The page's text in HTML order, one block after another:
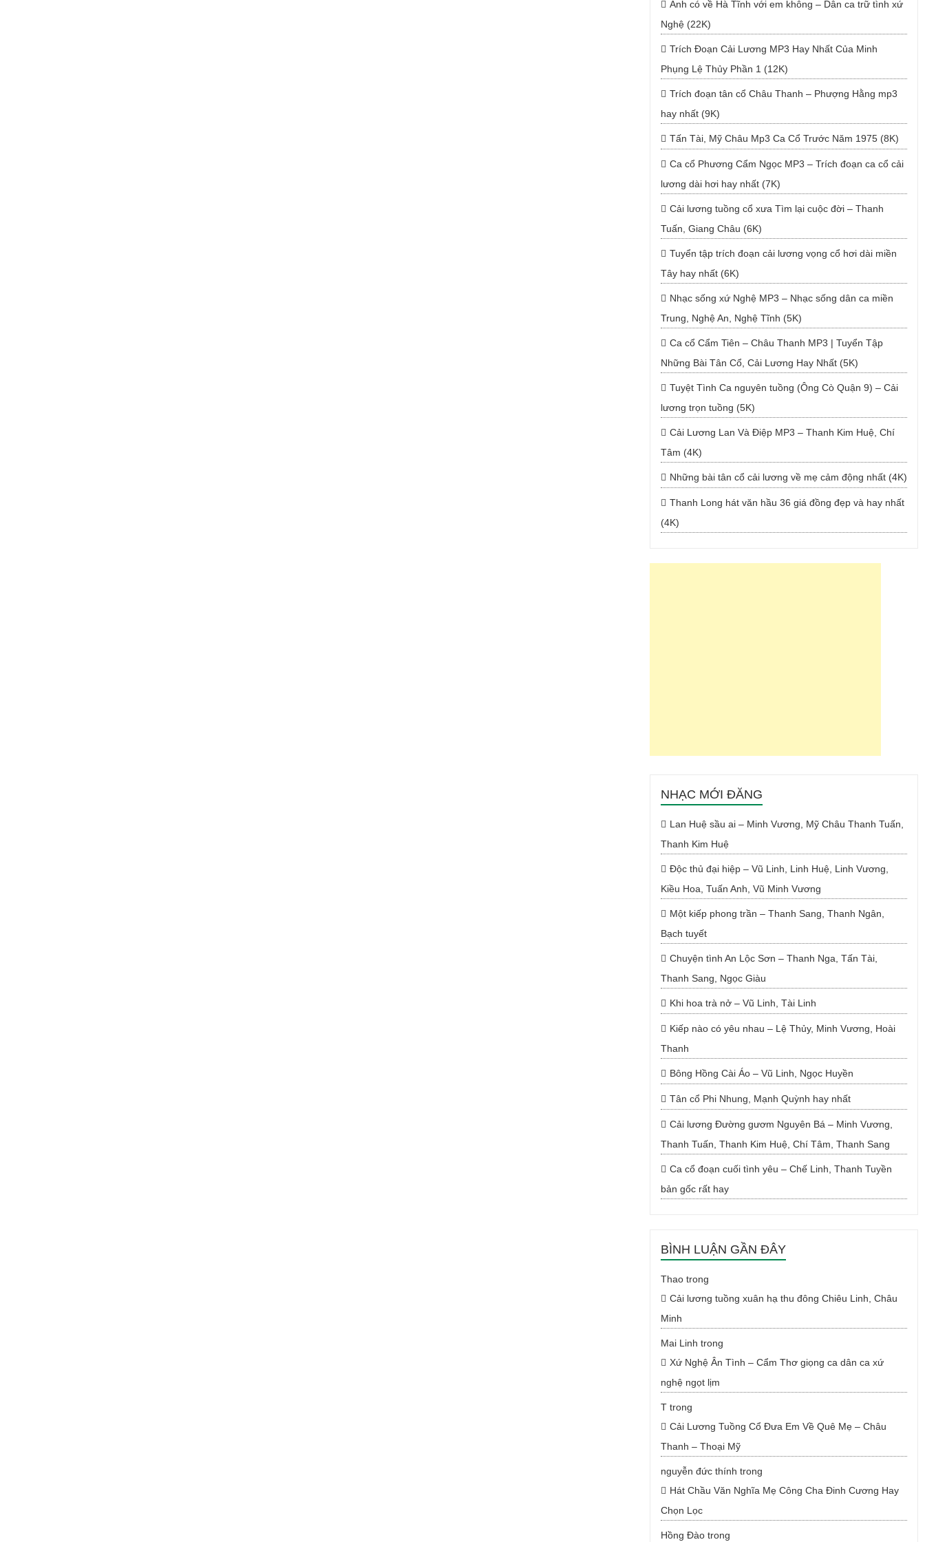
Anh có về Hà Tĩnh với em không – Dân ca trữ tình xứ
Nghệ (22K)
Trích Đoạn Cải Lương MP3 Hay Nhất Của Minh
Phụng Lệ Thủy Phần 1 (12K)
Trích đoạn tân cổ Châu Thanh – Phượng Hằng mp3
hay nhất (9K)
Tấn Tài, Mỹ Châu Mp3 Ca Cổ Trước Năm 1975 (8K)
Ca cổ Phương Cẩm Ngọc MP3 – Trích đoạn ca cổ cải
lương dài hơi hay nhất (7K)
Cải lương tuồng cổ xưa Tìm lại cuộc đời – Thanh
Tuấn, Giang Châu (6K)
Tuyển tập trích đoạn cải lương vọng cổ hơi dài miền
Tây hay nhất (6K)
Nhạc sống xứ Nghệ MP3 – Nhạc sống dân ca miền
Trung, Nghệ An, Nghệ Tĩnh (5K)
Ca cổ Cẩm Tiên – Châu Thanh MP3 | Tuyển Tập
Những Bài Tân Cổ, Cải Lương Hay Nhất (5K)
Tuyệt Tình Ca nguyên tuồng (Ông Cò Quận 9) – Cải
lương trọn tuồng (5K)
Cải Lương Lan Và Điệp MP3 – Thanh Kim Huệ, Chí
Tâm (4K)
Những bài tân cổ cải lương về mẹ cảm động nhất (4K)
Thanh Long hát văn hầu 36 giá đồng đẹp và hay nhất
(4K)
NHẠC MỚI ĐĂNG
Lan Huệ sầu ai – Minh Vương, Mỹ Châu Thanh Tuấn,
Thanh Kim Huệ
Độc thủ đại hiệp – Vũ Linh, Linh Huệ, Linh Vương,
Kiều Hoa, Tuấn Anh, Vũ Minh Vương
Một kiếp phong trần – Thanh Sang, Thanh Ngân,
Bạch tuyết
Chuyện tình An Lộc Sơn – Thanh Nga, Tấn Tài,
Thanh Sang, Ngọc Giàu
Khi hoa trà nở – Vũ Linh, Tài Linh
Kiếp nào có yêu nhau – Lệ Thủy, Minh Vương, Hoài
Thanh
Bông Hồng Cài Áo – Vũ Linh, Ngọc Huyền
Tân cổ Phi Nhung, Mạnh Quỳnh hay nhất
Cải lương Đường gươm Nguyên Bá – Minh Vương,
Thanh Tuấn, Thanh Kim Huệ, Chí Tâm, Thanh Sang
Ca cổ đoạn cuối tình yêu – Chế Linh, Thanh Tuyền
bản gốc rất hay
BÌNH LUẬN GẦN ĐÂY
Thaotrong
Cải lương tuồng xuân hạ thu đông Chiêu Linh, Châu
Minh
Mai Linh trong
Xứ Nghệ Ân Tình – Cẩm Thơ giọng ca dân ca xứ
nghệ ngọt lịm
Ttrong
Cải Lương Tuồng Cổ Đưa Em Về Quê Mẹ – Châu
Thanh – Thoại Mỹ
nguyễn đức thính trong
Hát Chầu Văn Nghĩa Mẹ Công Cha Đinh Cương Hay
Chọn Lọc
Hồng Đàotrong